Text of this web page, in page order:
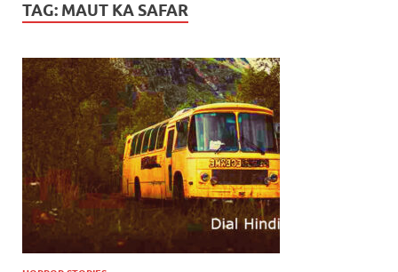
TAG: MAUT KA SAFAR